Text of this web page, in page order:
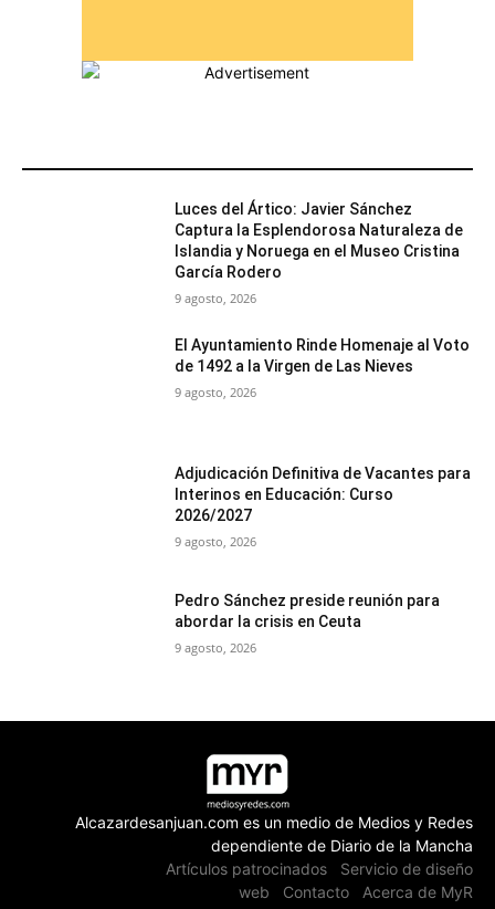
Luces del Ártico: Javier Sánchez
Captura la Esplendorosa Naturaleza de
Islandia y Noruega en el Museo Cristina
García Rodero
9 agosto, 2026
El Ayuntamiento Rinde Homenaje al Voto
de 1492 a la Virgen de Las Nieves
9 agosto, 2026
Adjudicación Definitiva de Vacantes para
Interinos en Educación: Curso
2026/2027
9 agosto, 2026
Pedro Sánchez preside reunión para
abordar la crisis en Ceuta
9 agosto, 2026
Alcazardesanjuan.com es un medio de Medios y Redes
dependiente de Diario de la Mancha
Artículos patrocinados
Servicio de diseño
web
Contacto Acerca de MyR